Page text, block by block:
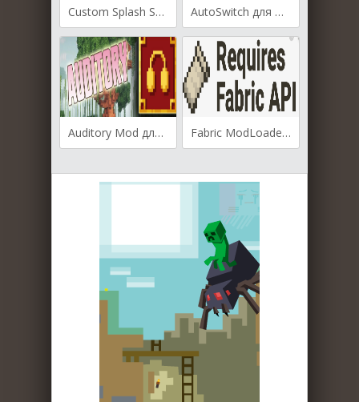
Custom Splash Screen для Майнкрафт [1.19.2, 1.17.1, 1.16.5] AutoSwitch для Майнкрафт [1.19.3, 1.19.2, 1.19]
Auditory Mod для Майнкрафт [1.19.3, 1.19.2, 1.19] Fabric ModLoader для Майнкрафт [1.14.4, 1.15, 1.15.1, 1.15.2]